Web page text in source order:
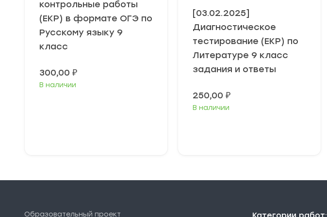
контрольные работы
(ЕКР) в формате ОГЭ по
Русскому языку 9
класс
300,00 ₽
В наличии
[03.02.2025]
Диагностическое
тестирование (ЕКР) по
Литературе 9 класс
задания и ответы
250,00 ₽
В наличии
Образовательный проект